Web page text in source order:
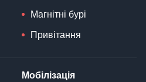
Магнітні бурі
Привітання
Мобілізація